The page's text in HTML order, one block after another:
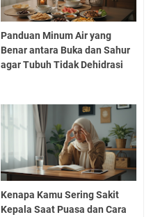
Panduan Minum Air yang
Benar antara Buka dan Sahur
agar Tubuh Tidak Dehidrasi
Kenapa Kamu Sering Sakit
Kepala Saat Puasa dan Cara